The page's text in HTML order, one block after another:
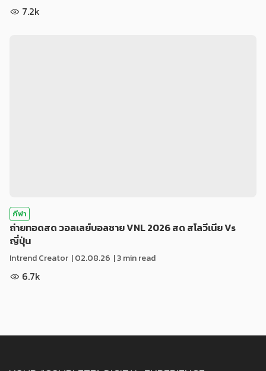
7.2k
กีฬา
ถ่ายทอดสด วอลเลย์บอลชาย VNL 2026 สด สโลวีเนีย Vs
ญี่ปุ่น
Intrend Creator |02.08.26 | 3 min read
6.7k